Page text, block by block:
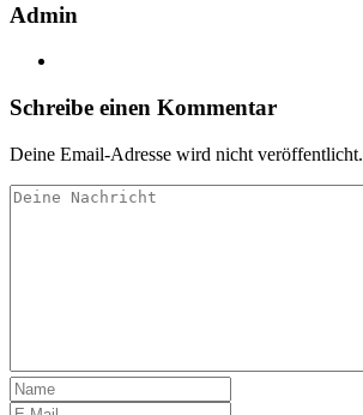
Admin
Schreibe einen Kommentar
Deine Email-Adresse wird nicht veröffentlicht.